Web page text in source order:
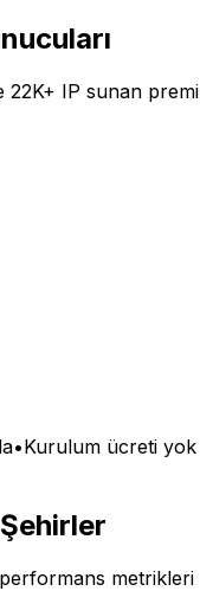
22K+ IP sunan
•Kurulum ücreti
metrikleri